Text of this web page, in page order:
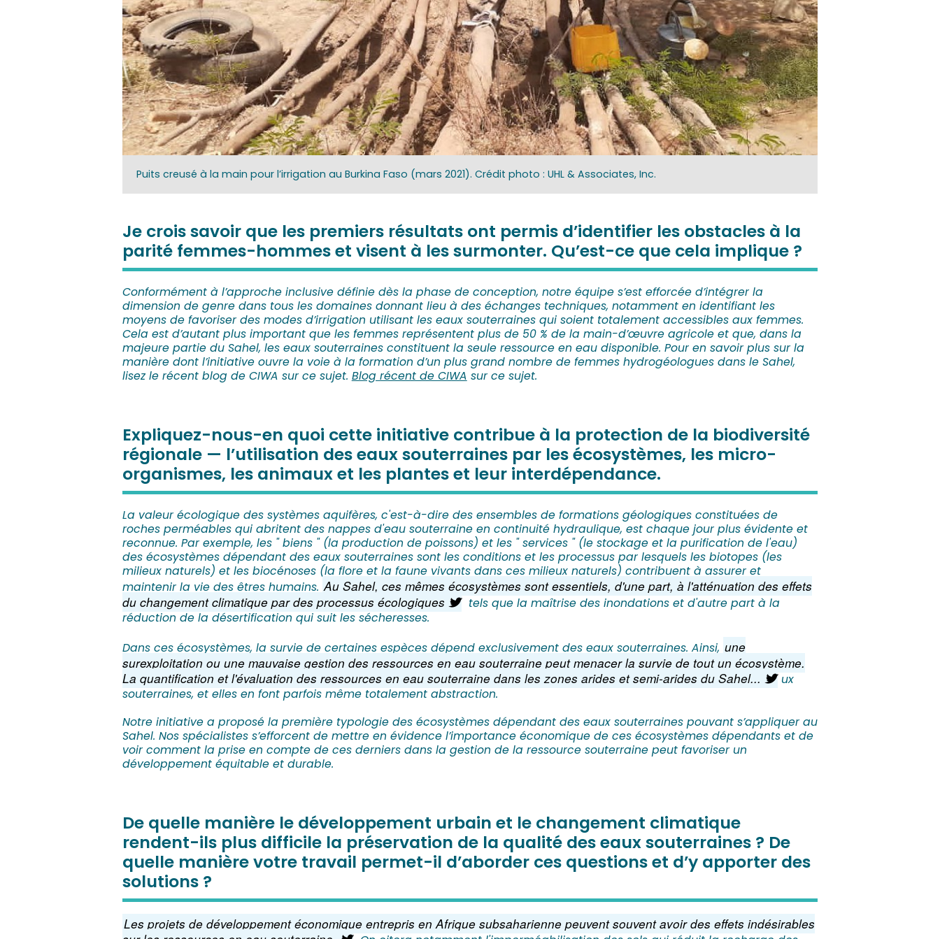
Puits creusé à la main pour l’irrigation au Burkina Faso (mars 2021). Crédit photo : UHL & Associates, Inc.
Je crois savoir que les premiers résultats ont permis d’identifier les obstacles à la
parité femmes-hommes et visent à les surmonter. Qu’est-ce que cela implique ?
Conformément à l’approche inclusive définie dès la phase de conception, notre équipe s’est efforcée d’intégrer la
dimension de genre dans tous les domaines donnant lieu à des échanges techniques, notamment en identifiant les
moyens de favoriser des modes d’irrigation utilisant les eaux souterraines qui soient totalement accessibles aux femmes.
Cela est d’autant plus important que les femmes représentent plus de 50 % de la main-d’œuvre agricole et que, dans la
majeure partie du Sahel, les eaux souterraines constituent la seule ressource en eau disponible. Pour en savoir plus sur la
manière dont l’initiative ouvre la voie à la formation d’un plus grand nombre de femmes hydrogéologues dans le Sahel,
lisez le récent blog de CIWA sur ce sujet. Blog récent de CIWA sur ce sujet.
Expliquez-nous-en quoi cette initiative contribue à la protection de la biodiversité
régionale — l’utilisation des eaux souterraines par les écosystèmes, les micro-
organismes, les animaux et les plantes et leur interdépendance.
La valeur écologique des systèmes aquifères, c'est-à-dire des ensembles de formations géologiques constituées de
roches perméables qui abritent des nappes d'eau souterraine en continuité hydraulique, est chaque jour plus évidente et
reconnue. Par exemple, les " biens " (la production de poissons) et les " services " (le stockage et la purification de l'eau)
des écosystèmes dépendant des eaux souterraines sont les conditions et les processus par lesquels les biotopes (les
milieux naturels) et les biocénoses (la flore et la faune vivants dans ces milieux naturels) contribuent à assurer et
maintenir la vie des êtres humains. Au Sahel, ces mêmes écosystèmes sont essentiels, d'une part, à l'atténuation des effets
du changement climatique par des processus écologiques
tels que la maîtrise des inondations et d'autre part à la
réduction de la désertification qui suit les sécheresses.
Dans ces écosystèmes, la survie de certaines espèces dépend exclusivement des eaux souterraines. Ainsi, une
surexploitation ou une mauvaise gestion des ressources en eau souterraine peut menacer la survie de tout un écosystème.
La quantification et l'évaluation des ressources en eau souterraine dans les zones arides et semi-arides du Sahel...
ux
souterraines, et elles en font parfois même totalement abstraction.
Notre initiative a proposé la première typologie des écosystèmes dépendant des eaux souterraines pouvant s’appliquer au
Sahel. Nos spécialistes s’efforcent de mettre en évidence l’importance économique de ces écosystèmes dépendants et de
voir comment la prise en compte de ces derniers dans la gestion de la ressource souterraine peut favoriser un
développement équitable et durable.
De quelle manière le développement urbain et le changement climatique
rendent-ils plus difficile la préservation de la qualité des eaux souterraines ? De
quelle manière votre travail permet-il d’aborder ces questions et d’y apporter des
solutions ?
Les projets de développement économique entrepris en Afrique subsaharienne peuvent souvent avoir des effets indésirables